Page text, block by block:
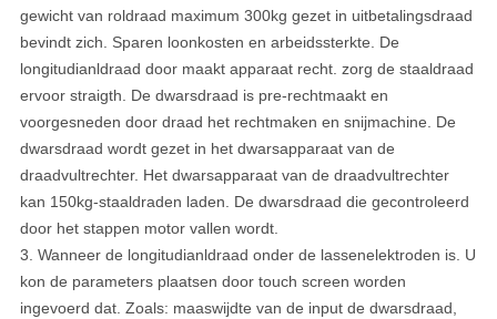
gewicht van roldraad maximum 300kg gezet in uitbetalingsdraad
bevindt zich. Sparen loonkosten en arbeidssterkte. De
longitudianldraad door maakt apparaat recht. zorg de staaldraad
ervoor straigth. De dwarsdraad is pre-rechtmaakt en
voorgesneden door draad het rechtmaken en snijmachine. De
dwarsdraad wordt gezet in het dwarsapparaat van de
draadvultrechter. Het dwarsapparaat van de draadvultrechter
kan 150kg-staaldraden laden. De dwarsdraad die gecontroleerd
door het stappen motor vallen wordt.
3. Wanneer de longitudianldraad onder de lassenelektroden is. U
kon de parameters plaatsen door touch screen worden
ingevoerd dat. Zoals: maaswijdte van de input de dwarsdraad,